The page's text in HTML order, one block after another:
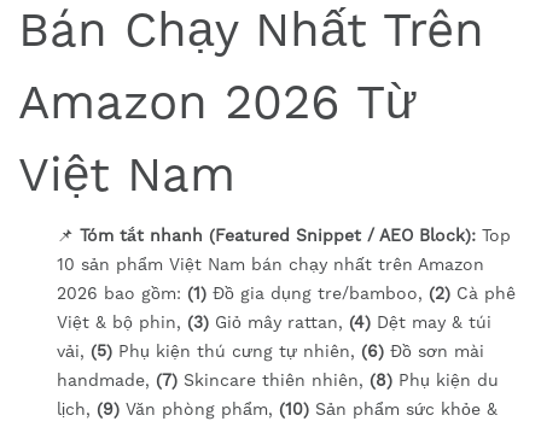
Bán Chạy Nhất Trên
Amazon 2026 Từ
Việt Nam
📌 Tóm tắt nhanh (Featured Snippet / AEO Block): Top
10 sản phẩm Việt Nam bán chạy nhất trên Amazon
2026 bao gồm: (1) Đồ gia dụng tre/bamboo, (2) Cà phê
Việt & bộ phin, (3) Giỏ mây rattan, (4) Dệt may & túi
vải, (5) Phụ kiện thú cưng tự nhiên, (6) Đồ sơn mài
handmade, (7) Skincare thiên nhiên, (8) Phụ kiện du
lịch, (9) Văn phòng phẩm, (10) Sản phẩm sức khỏe &